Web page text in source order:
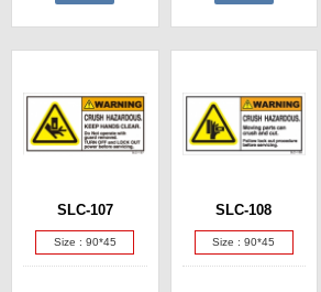
SLC-107
Size : 90*45
SLC-108
Size : 90*45